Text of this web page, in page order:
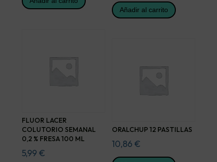
Añadir al carrito
FLUOR LACER
COLUTORIO SEMANAL
0,2 % FRESA 100 ML
5,99 €
ORALCHUP 12 PASTILLAS
10,86 €